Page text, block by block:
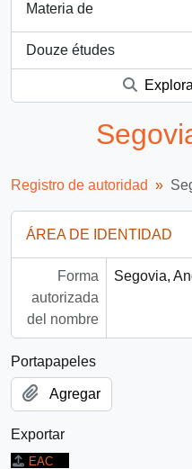
Materia de
Douze études
Registro de autoridad
ÁREA DE IDENTIDAD
Forma
autorizada
del nombre
Segovia,
Portapapeles
Agregar
Exportar
EAC